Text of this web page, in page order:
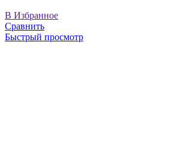
В Избранное
Сравнить
Быстрый просмотр